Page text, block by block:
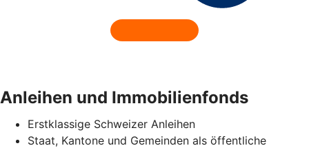
Anleihen und Immobilienfonds
Erstklassige Schweizer Anleihen
Staat, Kantone und Gemeinden als öffentliche